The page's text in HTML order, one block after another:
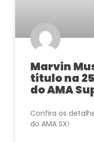
Marvin
título na
do AMA
Confira os
do AMA SX!